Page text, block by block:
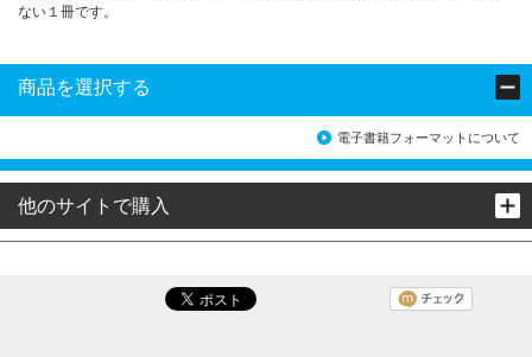
ない１冊です。
商品を選択する
電子書籍フォーマットについて
他のサイトで購入